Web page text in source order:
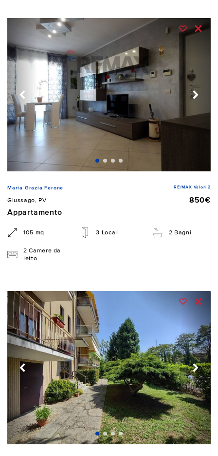
Maria Grazia Ferone RE/MAX Valori 2
Giussago, PV
850€
Appartamento
105 mq 3 Locali 2 Bagni
2 Camere da
letto